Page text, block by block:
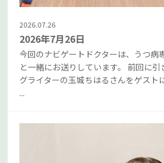
2026.07.26
2026年7月26日
今回のナビゲートドクターは、うつ病
と一緒にお送りしています。 前回に
グライターの玉城ちはるさんをゲスト
...